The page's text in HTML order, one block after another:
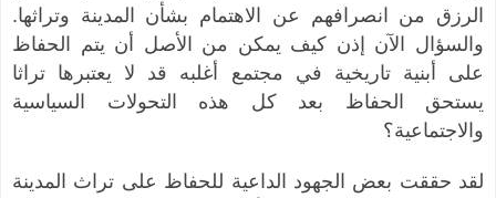
الرزق من انصرافهم عن الاهتمام بشأن المدينة وتراثها.
والسؤال الآن إذن كيف يمكن من الأصل أن يتم الحفاظ
على أبنية تاريخية في مجتمع أغلبه قد لا يعتبرها تراثا
يستحق الحفاظ بعد كل هذه التحولات السياسية
والاجتماعية؟
لقد حققت بعض الجهود الداعية للحفاظ على تراث المدينة